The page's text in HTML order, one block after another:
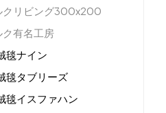
クリビング300x200
ク有名工房
毯ナイン
毯タブリーズ
毯イスファハン